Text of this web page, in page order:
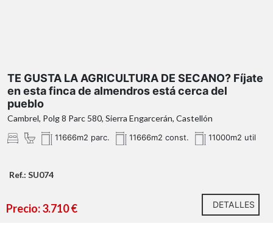
TE GUSTA LA AGRICULTURA DE SECANO? Fíjate
en esta finca de almendros está cerca del
pueblo
Cambrel, Polg 8 Parc 580, Sierra Engarcerán, Castellón
11666m2 parc. 11666m2 const. 11000m2 util
Ref.: SU074
Precio: 3.710 € DETALLES